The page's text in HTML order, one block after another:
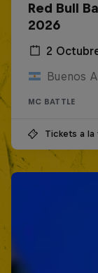
Red Bull
2026
2
Buenos
MC BATTLE
Tickets a la